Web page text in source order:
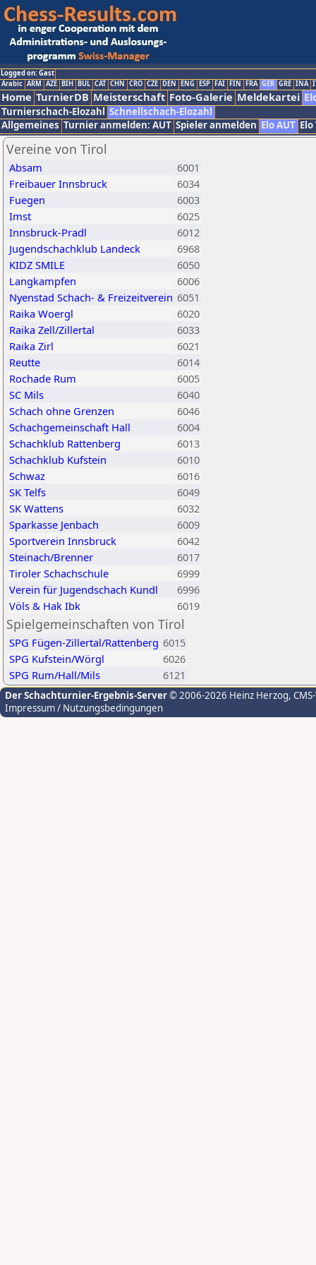
Logged on: Gast
Arabic ARM AZE BIH BUL CAT CHN CRO CZE DEN ENG ESP FAI FIN FRA GER GRE INA
Home TurnierDB Meisterschaft Foto-Galerie Meldekartei
Turnierschach-Elozahl Schnellschach-Elozahl
Allgemeines Turnier anmelden: AUT Spieler anmelden Elo AUT
Vereine von Tirol
Absam
6001
Freibauer Innsbruck
6034
Fuegen
6003
Imst
6025
Innsbruck-Pradl
6012
Jugendschachklub Landeck
6968
KIDZ SMILE
6050
Langkampfen
6006
Nyenstad Schach- & Freizeitverein 6051
Raika Woergl
6020
Raika Zell/Zillertal
6033
Raika Zirl
6021
Reutte
6014
Rochade Rum
6005
SC Mils
6040
Schach ohne Grenzen
6046
Schachgemeinschaft Hall
6004
Schachklub Rattenberg
6013
Schachklub Kufstein
6010
Schwaz
6016
SK Telfs
6049
SK Wattens
6032
Sparkasse Jenbach
6009
Sportverein Innsbruck
6042
Steinach/Brenner
6017
Tiroler Schachschule
6999
Verein für Jugendschach Kundl
6996
Völs & Hak Ibk
6019
Spielgemeinschaften von Tirol
SPG Fügen-Zillertal/Rattenberg 6015
SPG Kufstein/Wörgl
6026
SPG Rum/Hall/Mils
6121
Der Schachturnier-Ergebnis-Server© 2006-2026 Heinz Herzog,
Impressum / Nutzungsbedingungen